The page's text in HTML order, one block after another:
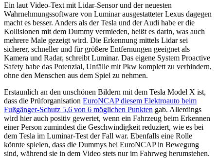
Ein laut Video-Text mit Lidar-Sensor und der neuesten
Wahrnehmungssoftware von Luminar ausgestatteter Lexus dagegen
macht es besser. Anders als der Tesla und der Audi habe er die
Kollisionen mit dem Dummy vermieden, heißt es darin, was auch
mehrere Male gezeigt wird. Die Erkennung mittels Lidar sei
sicherer, schneller und für größere Entfernungen geeignet als
Kamera und Radar, schreibt Luminar. Das eigene System Proactive
Safety habe das Potenzial, Unfälle mit Pkw komplett zu verhindern,
ohne den Menschen aus dem Spiel zu nehmen.
Erstaunlich an den unschönen Bildern mit dem Tesla Model X ist,
dass die Prüforganisation EuroNCAP diesem Elektroauto beim
Fußgänger-Schutz 5,6 von 6 möglichen Punkten gab. Allerdings
wird hier auch positiv gewertet, wenn ein Fahrzeug beim Erkennen
einer Person zumindest die Geschwindigkeit reduziert, wie es bei
dem Tesla im Luminar-Test der Fall war. Ebenfalls eine Rolle
könnte spielen, dass die Dummys bei EuroNCAP in Bewegung
sind, während sie in dem Video stets nur im Fahrweg herumstehen.